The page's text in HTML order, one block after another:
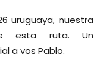
uruguaya, nuestra
esta ruta. Un
a vos Pablo.